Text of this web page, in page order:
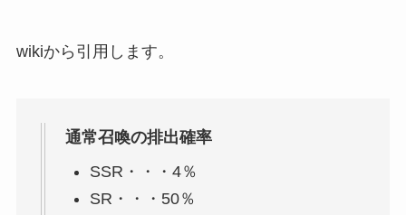
wikiから引用します。
通常召喚の排出確率
SSR・・・4％
SR・・・50％